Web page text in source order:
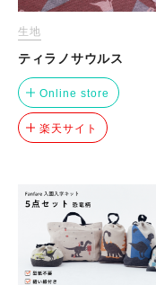
生地
ティラノサウルス
Online store
楽天サイト